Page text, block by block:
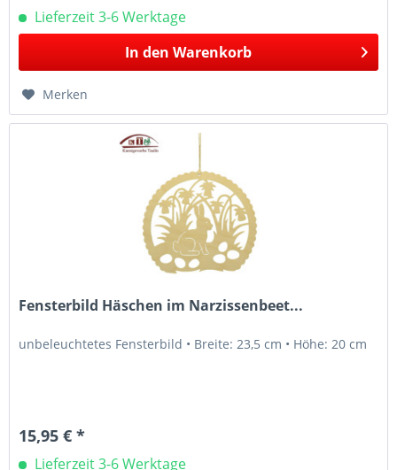
Lieferzeit 3-6 Werktage
In den Warenkorb
Merken
Fensterbild Häschen im Narzissenbeet...
unbeleuchtetes Fensterbild • Breite: 23,5 cm • Höhe: 20 cm
15,95 € *
Lieferzeit 3-6 Werktage